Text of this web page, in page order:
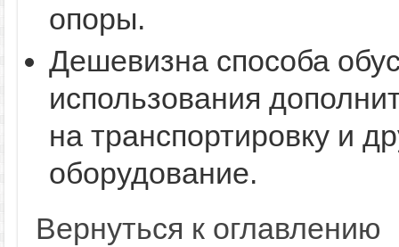
опоры.
Дешевизна способа
использования
на транспортировку и
оборудование.
Вернуться к оглавлению